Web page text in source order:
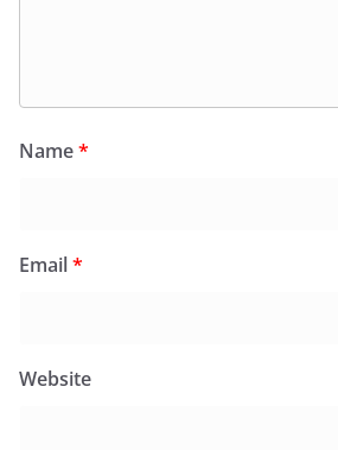
Name*
Email*
Website